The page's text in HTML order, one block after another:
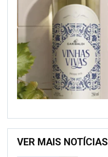
VER MAIS NOTÍCIAS